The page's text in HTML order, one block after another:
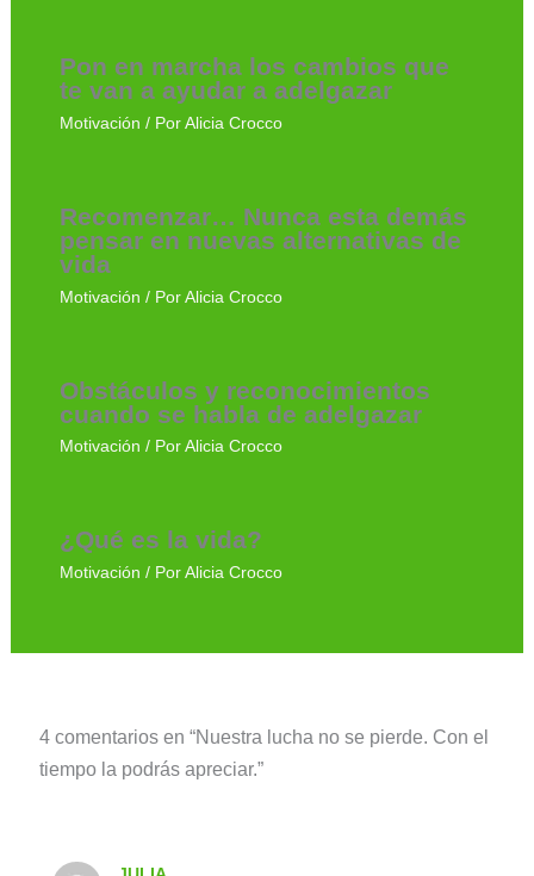
Pon en marcha los cambios que
te van a ayudar a adelgazar
Motivación / Por Alicia Crocco
Recomenzar… Nunca esta demás
pensar en nuevas alternativas de
vida
Motivación / Por Alicia Crocco
Obstáculos y reconocimientos
cuando se habla de adelgazar
Motivación / Por Alicia Crocco
¿Qué es la vida?
Motivación / Por Alicia Crocco
4 comentarios en “Nuestra lucha no se pierde. Con el
tiempo la podrás apreciar.”